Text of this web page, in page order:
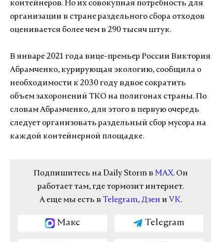
контейнеров. Но их совокупная потребность для
организации в стране раздельного сбора отходов
оценивается более чем в 290 тысяч штук.
В январе 2021 года вице-премьер России Виктория
Абрамченко, курирующая экологию, сообщила о
необходимости к 2030 году вдвое сократить
объем захоронений ТКО на полигонах страны. По
словам Абрамченко, для этого в первую очередь
следует организовать раздельный сбор мусора на
каждой контейнерной площадке.
Подпишитесь на Daily Storm в MAX. Он
работает там, где тормозит интернет.
А еще мы есть в Telegram, Дзен и VK.
Макс Telegram